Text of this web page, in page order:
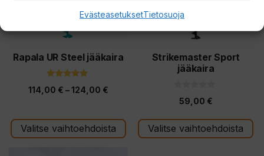
EvästeasetuksetTietosuoja
Rapala UR Steel jääkaira
5:stä
114,00 € – 124,00 €Hintaluokka:
-
124,00 €
Valitse vaihtoehdoista
tuotteen
Strikemaster Sport
jääkaira
s
t
ä
59,00 €
Valitse vaihtoehdoista
Voit
tuotteen